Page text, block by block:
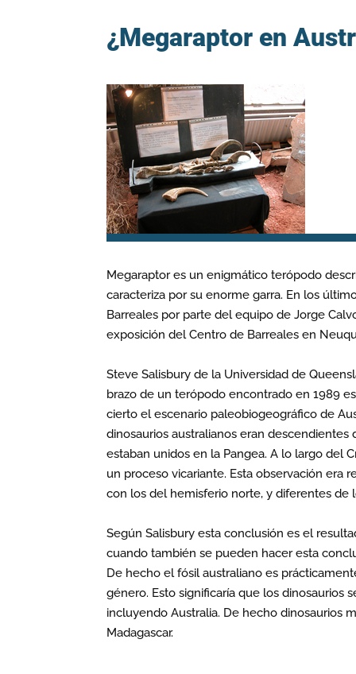
¿Megaraptor en
Megaraptor es un enigmático terópodo
caracteriza por su enorme garra. En los
Barreales por parte del equipo de Jorge
exposición del Centro de Barreales en
Steve Salisbury de la Universidad de
brazo de un terópodo encontrado en 1989
cierto el escenario paleobiogeográfico de
dinosaurios australianos eran
estaban unidos en la Pangea. A lo largo del
un proceso vicariante. Esta observación era
con los del hemisferio norte, y diferentes de
Según Salisbury esta conclusión es el
cuando también se pueden hacer esta
De hecho el fósil australiano es
género. Esto significaría que los dinosaurios
incluyendo Australia. De hecho dinosaurios
Madagascar.